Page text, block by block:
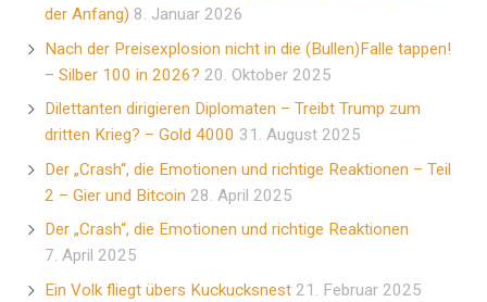
der Anfang) 8. Januar 2026
Nach der Preisexplosion nicht in die (Bullen)Falle tappen!
– Silber 100 in 2026? 20. Oktober 2025
Dilettanten dirigieren Diplomaten – Treibt Trump zum
dritten Krieg? – Gold 4000 31. August 2025
Der „Crash“, die Emotionen und richtige Reaktionen – Teil
2 – Gier und Bitcoin 28. April 2025
Der „Crash“, die Emotionen und richtige Reaktionen
7. April 2025
Ein Volk fliegt übers Kuckucksnest 21. Februar 2025